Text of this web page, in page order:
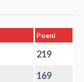
Poeni
219
169